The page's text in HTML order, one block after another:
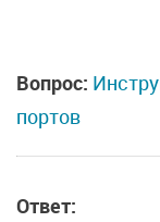
Вопрос:
портов
Ответ: